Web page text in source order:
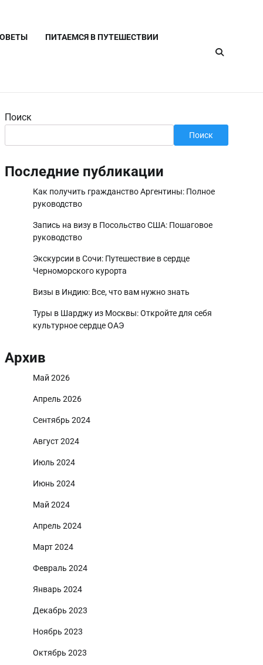
ПИТАЕМСЯ В ПУТЕШЕСТВИИ
Поиск
Поиск
Последние публикации
Как получить гражданство Аргентины: Полное
руководство
Запись на визу в Посольство США: Пошаговое
руководство
Экскурсии в Сочи: Путешествие в сердце
Черноморского курорта
Визы в Индию: Все, что вам нужно знать
Туры в Шарджу из Москвы: Откройте для себя
культурное сердце ОАЭ
Архив
Май 2026
Апрель 2026
Сентябрь 2024
Август 2024
Июль 2024
Июнь 2024
Май 2024
Апрель 2024
Март 2024
Февраль 2024
Январь 2024
Декабрь 2023
Ноябрь 2023
Октябрь 2023